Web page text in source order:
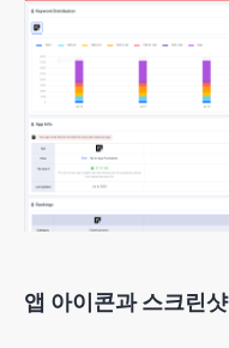
앱 아이콘과 스크린샷